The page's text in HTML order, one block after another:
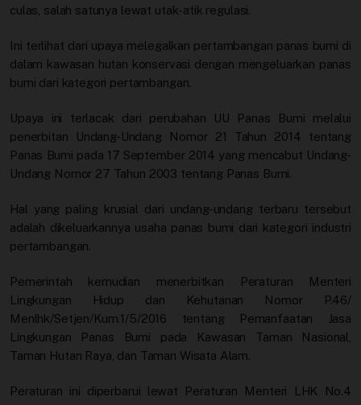
culas, salah satunya lewat utak-atik regulasi.
Ini terlihat dari upaya melegalkan pertambangan panas bumi di
dalam kawasan hutan konservasi dengan mengeluarkan panas
bumi dari kategori pertambangan.
Upaya ini terlacak dari perubahan UU Panas Bumi melalui
penerbitan Undang-Undang Nomor 21 Tahun 2014 tentang
Panas Bumi pada 17 September 2014 yang mencabut Undang-
Undang Nomor 27 Tahun 2003 tentang Panas Bumi.
Hal yang paling krusial dari undang-undang terbaru tersebut
adalah dikeluarkannya usaha panas bumi dari kategori industri
pertambangan.
Pemerintah kemudian menerbitkan Peraturan Menteri
Lingkungan Hidup dan Kehutanan Nomor P.46/
Menlhk/Setjen/Kum.1/5/2016 tentang Pemanfaatan Jasa
Lingkungan Panas Bumi pada Kawasan Taman Nasional,
Taman Hutan Raya, dan Taman Wisata Alam.
Peraturan ini diperbarui lewat Peraturan Menteri LHK No.4